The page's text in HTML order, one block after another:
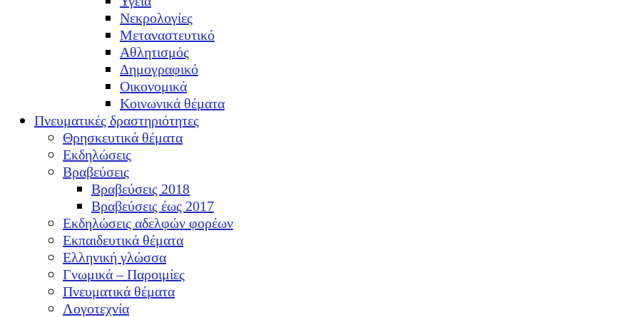
Νεκρολογίες
Μεταναστευτικό
Αθλητισμός
Δημογραφικό
Οικονομικά
Κοινωνικά θέματα
Πνευματικές δραστηριότητες
Θρησκευτικά θέματα
Εκδηλώσεις
Βραβεύσεις
Βραβεύσεις 2018
Βραβεύσεις έως 2017
Εκδηλώσεις αδελφών φορέων
Εκπαιδευτικά θέματα
Ελληνική γλώσσα
Γνωμικά – Παροιμίες
Πνευματικά θέματα
Λογοτεχνία